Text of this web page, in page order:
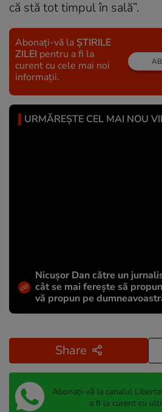
că stă tot timpul în sală”.
Abonați-vă la ȘTIRILE
ZILEI pentru a fi la
curent cu cele mai noi
informații.
URMĂREȘTE CEL MAI NOU
Nicușor Dan către un
cât se mai ferește să
vă propun pe
Share
Abonați-vă la canalul
a fi la curent cu